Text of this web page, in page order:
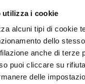
utilizza i cookie
alcuni tipi di cookie
dello
anche di terze
puoi cliccare su
delle
e strumentali (Control